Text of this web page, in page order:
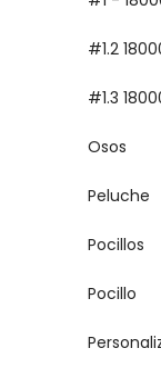
#1.2
#1.3
Osos
Peluche
Pocillos
Pocillo